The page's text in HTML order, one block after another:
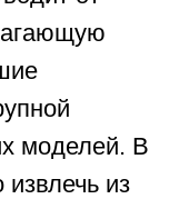
моделей. В
из